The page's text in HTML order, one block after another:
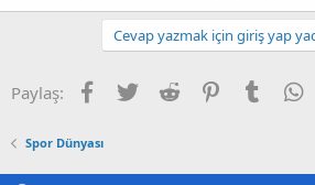
Cevap yazmak için giriş yap
Paylaş: Facebook
TwitterReddit PinterestTumblr
Spor Dünyası